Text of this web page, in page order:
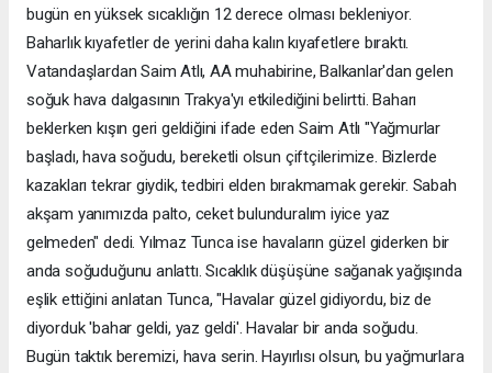
bugün en yüksek sıcaklığın 12 derece olması bekleniyor.
Baharlık kıyafetler de yerini daha kalın kıyafetlere bıraktı.
Vatandaşlardan Saim Atlı, AA muhabirine, Balkanlar'dan gelen
soğuk hava dalgasının Trakya'yı etkilediğini belirtti. Baharı
beklerken kışın geri geldiğini ifade eden Saim Atlı "Yağmurlar
başladı, hava soğudu, bereketli olsun çiftçilerimize. Bizlerde
kazakları tekrar giydik, tedbiri elden bırakmamak gerekir. Sabah
akşam yanımızda palto, ceket bulunduralım iyice yaz
gelmeden" dedi. Yılmaz Tunca ise havaların güzel giderken bir
anda soğuduğunu anlattı. Sıcaklık düşüşüne sağanak yağışında
eşlik ettiğini anlatan Tunca, "Havalar güzel gidiyordu, biz de
diyorduk 'bahar geldi, yaz geldi'. Havalar bir anda soğudu.
Bugün taktık beremizi, hava serin. Hayırlısı olsun, bu yağmurlara